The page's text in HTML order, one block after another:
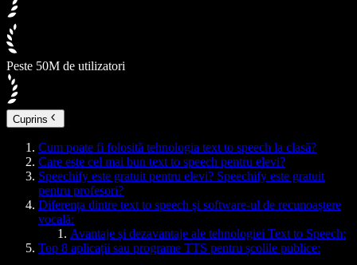
Peste 50M de utilizatori
Cuprins
Cum poate fi folosită tehnologia text to speech la clasă?
Care este cel mai bun text to speech pentru elevi?
Speechify este gratuit pentru elevi? Speechify este gratuit
pentru profesori?
Diferența dintre text to speech și software-ul de recunoaștere
vocală:
Avantaje și dezavantaje ale tehnologiei Text to Speech:
Top 8 aplicații sau programe TTS pentru școlile publice: